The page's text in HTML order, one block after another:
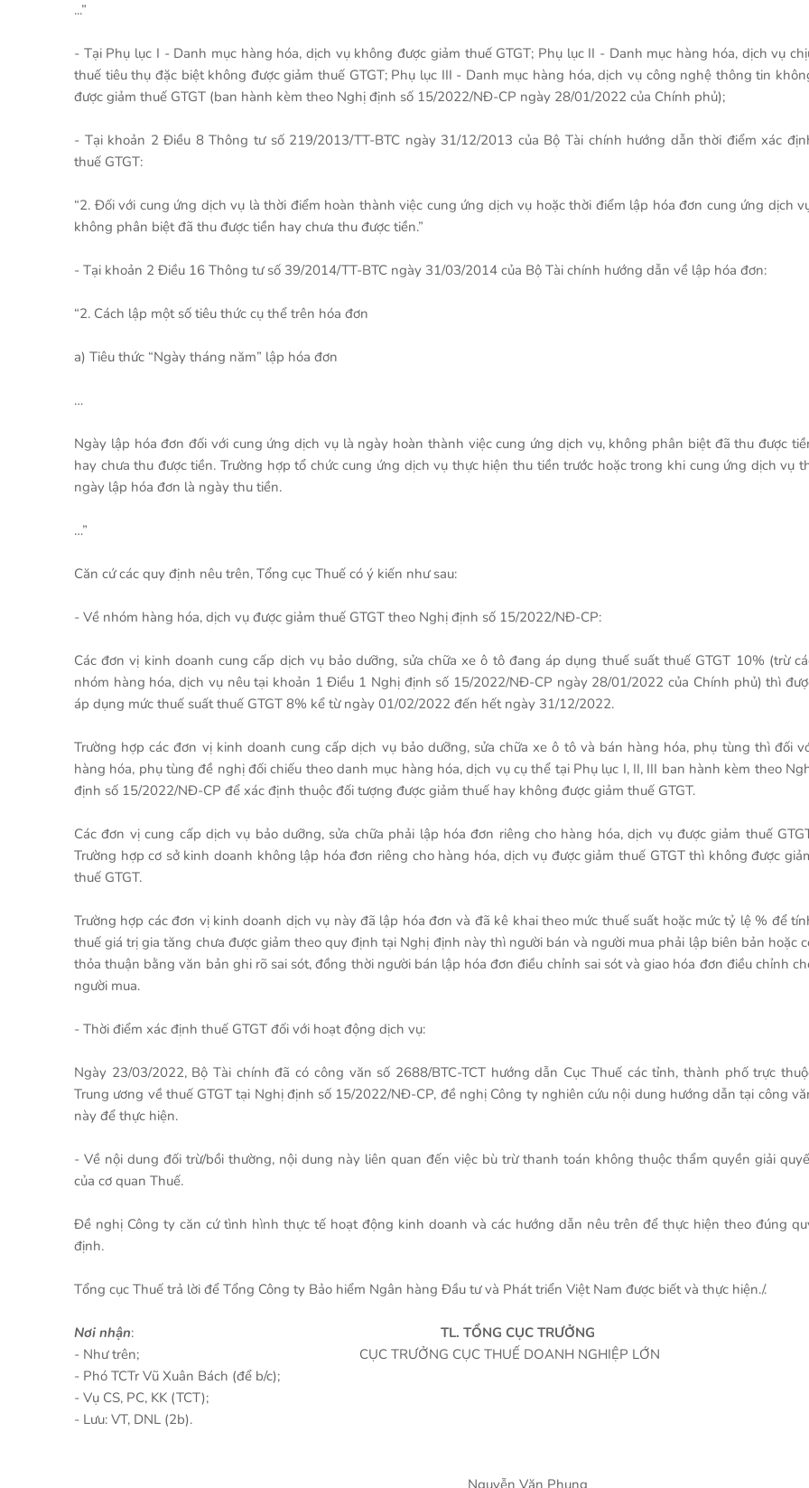
...”
- Tại Phụ lục I - Danh mục hàng hóa, dịch vụ không được giảm thuế GTGT; Phụ lục II - Danh mục hàng hóa, dịch vụ
thuế tiêu thụ đặc biệt không được giảm thuế GTGT; Phụ lục III - Danh mục hàng hóa, dịch vụ công nghệ thông tin
được giảm thuế GTGT (ban hành kèm theo Nghị định số 15/2022/NĐ-CP ngày 28/01/2022 của Chính phủ);
- Tại khoản 2 Điều 8 Thông tư số 219/2013/TT-BTC ngày 31/12/2013 của Bộ Tài chính hướng dẫn thời điểm xác
thuế GTGT:
“2. Đối với cung ứng dịch vụ là thời điểm hoàn thành việc cung ứng dịch vụ hoặc thời điểm lập hóa đơn cung ứng dịch
không phân biệt đã thu được tiền hay chưa thu được tiền.”
- Tại khoản 2 Điều 16 Thông tư số 39/2014/TT-BTC ngày 31/03/2014 của Bộ Tài chính hướng dẫn về lập hóa đơn:
“2. Cách lập một số tiêu thức cụ thể trên hóa đơn
a) Tiêu thức “Ngày tháng năm” lập hóa đơn
…
Ngày lập hóa đơn đối với cung ứng dịch vụ là ngày hoàn thành việc cung ứng dịch vụ, không phân biệt đã thu được
hay chưa thu được tiền. Trường hợp tổ chức cung ứng dịch vụ thực hiện thu tiền trước hoặc trong khi cung ứng dịch vụ
ngày lập hóa đơn là ngày thu tiền.
…”
Căn cứ các quy định nêu trên, Tổng cục Thuế có ý kiến như sau:
- Về nhóm hàng hóa, dịch vụ được giảm thuế GTGT theo Nghị định số 15/2022/NĐ-CP:
Các đơn vị kinh doanh cung cấp dịch vụ bảo dưỡng, sửa chữa xe ô tô đang áp dụng thuế suất thuế GTGT 10% (trừ
nhóm hàng hóa, dịch vụ nêu tại khoản 1 Điều 1 Nghị định số 15/2022/NĐ-CP ngày 28/01/2022 của Chính phủ) thì
áp dụng mức thuế suất thuế GTGT 8% kể từ ngày 01/02/2022 đến hết ngày 31/12/2022.
Trường hợp các đơn vị kinh doanh cung cấp dịch vụ bảo dưỡng, sửa chữa xe ô tô và bán hàng hóa, phụ tùng thì đối
hàng hóa, phụ tùng đề nghị đối chiếu theo danh mục hàng hóa, dịch vụ cụ thể tại Phụ lục I, II, III ban hành kèm theo
định số 15/2022/NĐ-CP để xác định thuộc đối tượng được giảm thuế hay không được giảm thuế GTGT.
Các đơn vị cung cấp dịch vụ bảo dưỡng, sửa chữa phải lập hóa đơn riêng cho hàng hóa, dịch vụ được giảm thuế
Trường hợp cơ sở kinh doanh không lập hóa đơn riêng cho hàng hóa, dịch vụ được giảm thuế GTGT thì không được
thuế GTGT.
Trường hợp các đơn vị kinh doanh dịch vụ này đã lập hóa đơn và đã kê khai theo mức thuế suất hoặc mức tỷ lệ % để
thuế giá trị gia tăng chưa được giảm theo quy định tại Nghị định này thì người bán và người mua phải lập biên bản hoặc
thỏa thuận bằng văn bản ghi rõ sai sót, đồng thời người bán lập hóa đơn điều chỉnh sai sót và giao hóa đơn điều chỉnh
người mua.
- Thời điểm xác định thuế GTGT đối với hoạt động dịch vụ:
Ngày 23/03/2022, Bộ Tài chính đã có công văn số 2688/BTC-TCT hướng dẫn Cục Thuế các tỉnh, thành phố trực
Trung ương về thuế GTGT tại Nghị định số 15/2022/NĐ-CP, đề nghị Công ty nghiên cứu nội dung hướng dẫn tại công
này để thực hiện.
- Về nội dung đối trừ/bồi thường, nội dung này liên quan đến việc bù trừ thanh toán không thuộc thẩm quyền giải
của cơ quan Thuế.
Đề nghị Công ty căn cứ tình hình thực tế hoạt động kinh doanh và các hướng dẫn nêu trên để thực hiện theo đúng
định.
Tổng cục Thuế trả lời để Tổng Công ty Bảo hiểm Ngân hàng Đầu tư và Phát triển Việt Nam được biết và thực hiện./.
Nơi nhận: TL. TỔNG CỤC TRƯỞNG
- Như trên; CỤC TRƯỞNG CỤC THUẾ DOANH NGHIỆP LỚN
- Phó TCTr Vũ Xuân Bách (để b/c);
- Vụ CS, PC, KK (TCT);
- Lưu: VT, DNL (2b).
Nguyễn Văn Phụng